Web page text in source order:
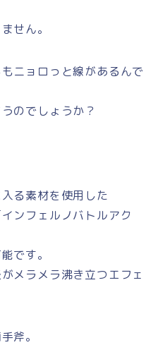
せん。
ニョロっと線があるんで
のでしょうか？
る素材を使用した
ンフェルノバトルアク
です。
メラメラ沸き立つエフェ
斧。